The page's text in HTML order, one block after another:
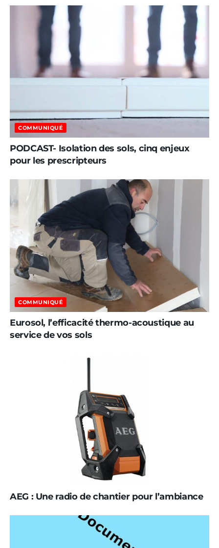
COMMUNIQUÉ
PODCAST- Isolation des sols, cinq enjeux
pour les prescripteurs
COMMUNIQUÉ
Eurosol, l’efficacité thermo-acoustique au
service de vos sols
AEG : Une radio de chantier pour l’ambiance